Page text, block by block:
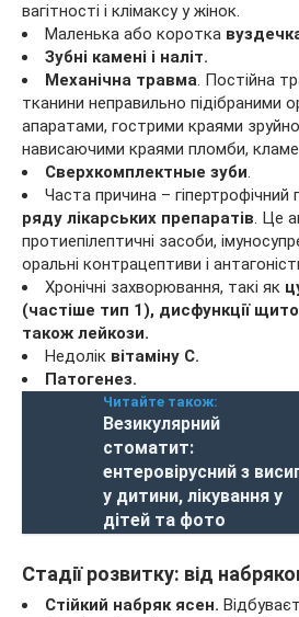
вагітності і клімаксу у жінок.
Маленька або коротка
Зубні камені і наліт.
Механічна травма. Постійна
тканини неправильно підібраними
апаратами, гострими краями
нависаючими краями пломби,
Сверхкомплектные зуби.
Часта причина – гіпертрофічний
ряду лікарських препаратів. Це
протиепілептичні засоби,
оральні контрацептиви і
Хронічні захворювання, такі як
(частіше тип 1), дисфункції
також лейкози.
Недолік вітаміну С.
Патогенез.
Читайте також:
Везикулярний
стоматит:
ентеровірусний з
у дитини, лікування у
дітей та фото
Стадії розвитку: від
Стійкий набряк ясен.